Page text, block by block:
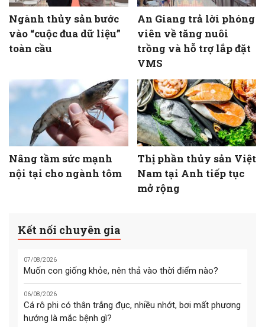
Ngành thủy sản bước
vào “cuộc đua dữ liệu”
toàn cầu
An Giang trả lời phóng
viên về tăng nuôi
trồng và hỗ trợ lắp đặt
VMS
Nâng tầm sức mạnh
nội tại cho ngành tôm
Thị phần thủy sản Việt
Nam tại Anh tiếp tục
mở rộng
Kết nối chuyên gia
07/08/2026
Muốn con giống khỏe, nên thả vào thời điểm nào?
06/08/2026
Cá rô phi có thân trắng đục, nhiều nhớt, bơi mất phương
hướng là mắc bệnh gì?